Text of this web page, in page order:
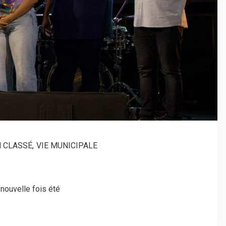
CLASSÉ, VIE MUNICIPALE
fois été